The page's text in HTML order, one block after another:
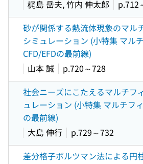
梶島 岳夫, 竹内 伸太郎
p.712
砂が関係する熱流体現象のマル
シミュレーション (小特集 マル
CFD/EFDの最前線)
山本 誠
p.720～728
社会ニーズにこたえるマルチフ
ュレーション (小特集 マルチフ
の最前線)
大島 伸行
p.729～732
差分格子ボルツマン法による円